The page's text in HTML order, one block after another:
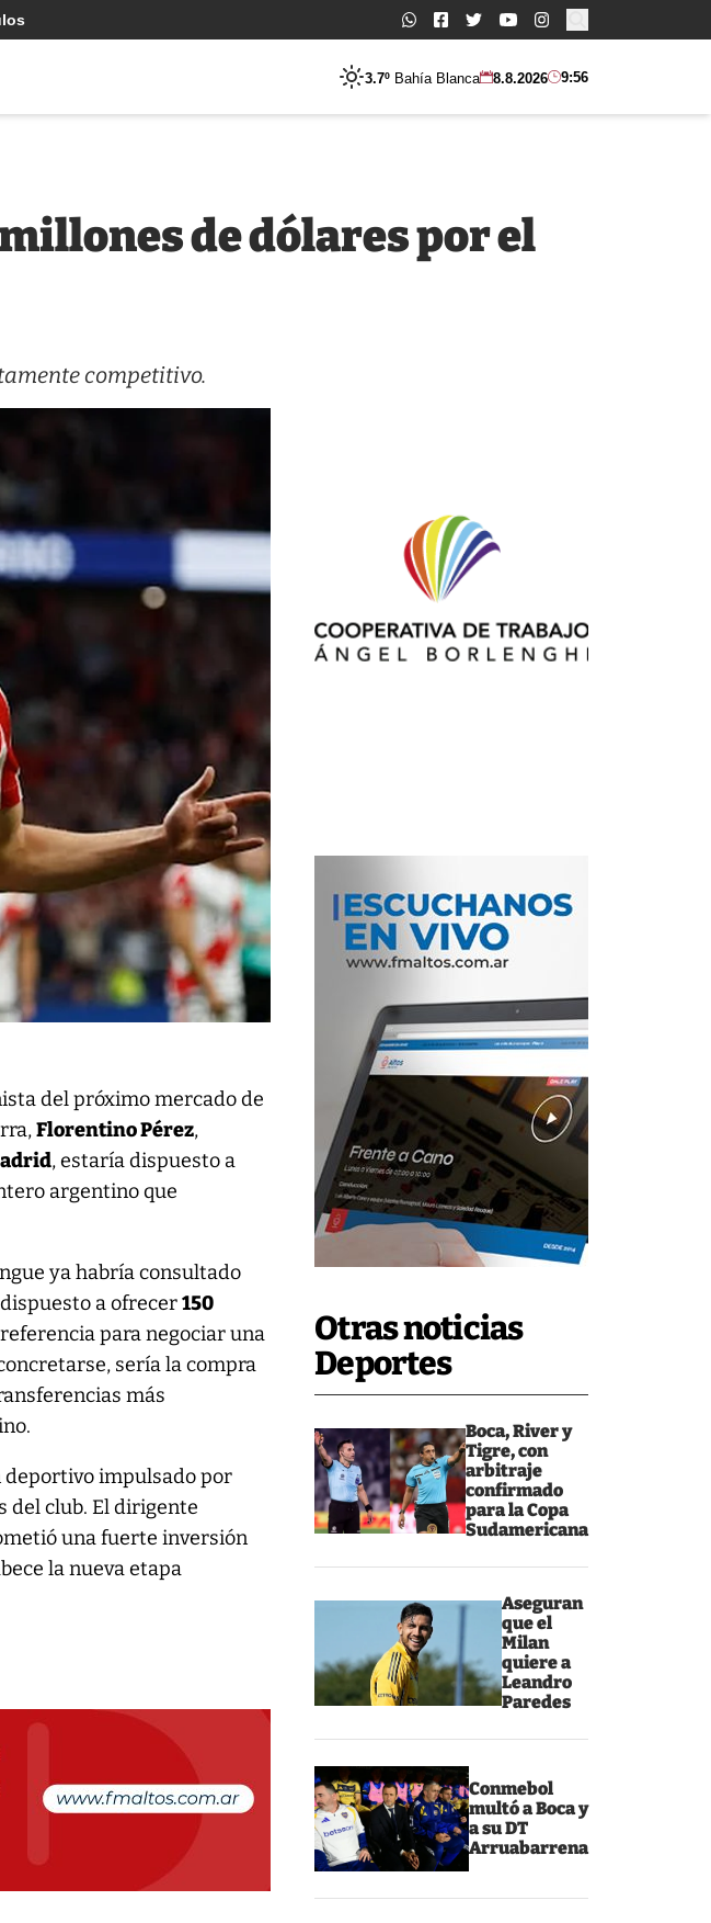
Buscar:
3.7º Bahía Blanca 8.8.2026 9:56
Otras noticias
Deportes
Boca, River y
Tigre, con
arbitraje
confirmado
para la Copa
Sudamericana
Aseguran
que el
Milan
quiere a
Leandro
Paredes
Conmebol
multó a Boca y
a su DT
Arruabarrena
de dólares por el
competitivo.
del próximo mercado de
Florentino Pérez,
, estaría dispuesto a
argentino que
ya habría consultado
a ofrecer150
para negociar una
sería la compra
más
impulsado por
del club. El dirigente
una fuerte inversión
la nueva etapa